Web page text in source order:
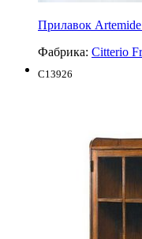
Прилавок Artemide
Фабрика: Citterio
C13926